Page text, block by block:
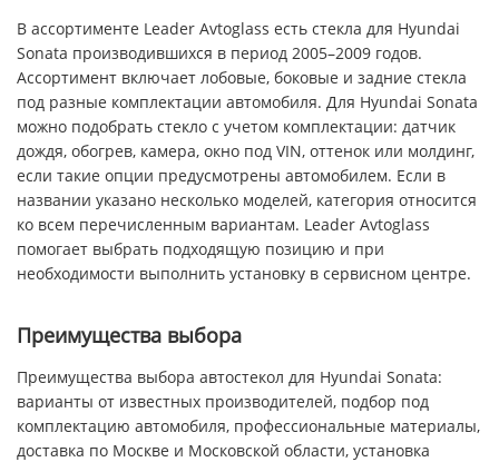
В ассортименте Leader Avtoglass есть стекла для Hyundai
Sonata производившихся в период 2005–2009 годов.
Ассортимент включает лобовые, боковые и задние стекла
под разные комплектации автомобиля. Для Hyundai Sonata
можно подобрать стекло с учетом комплектации: датчик
дождя, обогрев, камера, окно под VIN, оттенок или молдинг,
если такие опции предусмотрены автомобилем. Если в
названии указано несколько моделей, категория относится
ко всем перечисленным вариантам. Leader Avtoglass
помогает выбрать подходящую позицию и при
необходимости выполнить установку в сервисном центре.
Преимущества выбора
Преимущества выбора автостекол для Hyundai Sonata:
варианты от известных производителей, подбор под
комплектацию автомобиля, профессиональные материалы,
доставка по Москве и Московской области, установка